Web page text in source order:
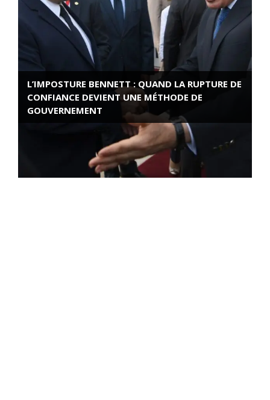
L’IMPOSTURE BENNETT : QUAND LA RUPTURE DE
CONFIANCE DEVIENT UNE MÉTHODE DE
GOUVERNEMENT
ROSE VALLAND, HEROÏNE DE LA RESISTANCE